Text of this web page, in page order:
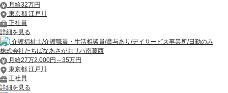
月給32万円
東京都 江戸川
正社員
詳細を見る
介護福祉士/介護職員・生活相談員/賞与あり/デイサービス事業所/日勤のみ
株式会社たちばなあさがおリハ南葛西
月給27万2,000円～35万円
東京都 江戸川
正社員
詳細を見る